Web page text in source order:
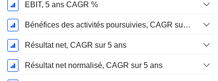
EBIT, 5 ans CAGR %
Bénéfices des activités poursuivies, CAGR sur 5 ans
Résultat net, CAGR sur 5 ans
Résultat net normalisé, CAGR sur 5 ans